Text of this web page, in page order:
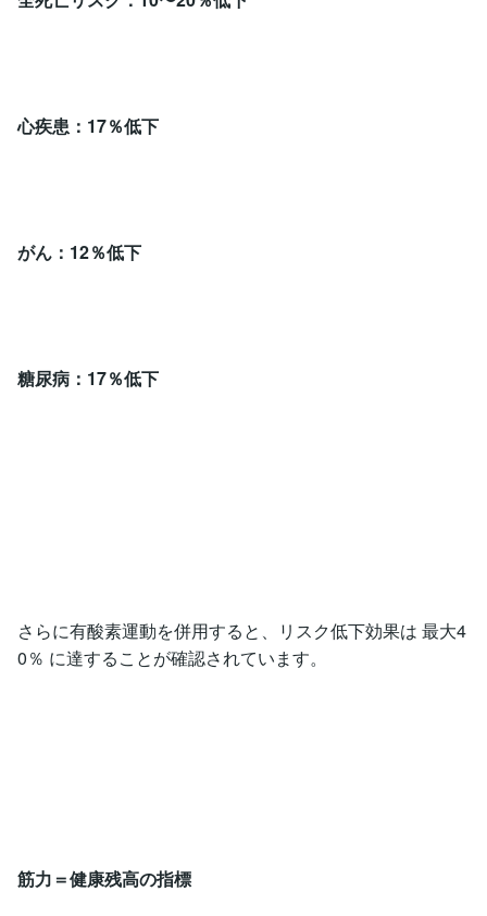
心疾患：17％低下
がん：12％低下
糖尿病：17％低下
さらに有酸素運動を併用すると、リスク低下効果は 最大4
0％ に達することが確認されています。
筋力＝健康残高の指標